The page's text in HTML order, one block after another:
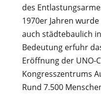
des
1970er Jahren
auch städtebaulich
Bedeutung erfuhr
Eröffnung der UNO-
Kongresszentrums
Rund 7.500